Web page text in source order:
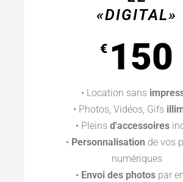
«DIGITAL»
€ 150
• Location sans
• Photos, Vidéos, Gifs
• Pleins d'accessoires
• Personnalisation de vos
numériques
• Envoi des photospar